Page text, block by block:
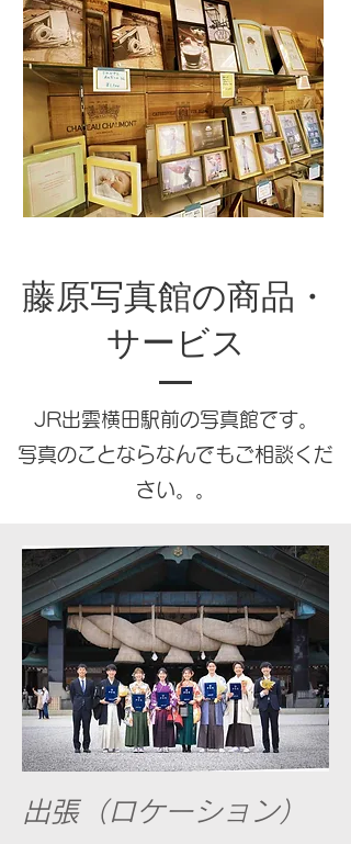
藤原写真館の商品・
サービス
JR出雲横田駅前の写真館です。
写真のことならなんでもご相談くだ
さい。。
出張（ロケーション）